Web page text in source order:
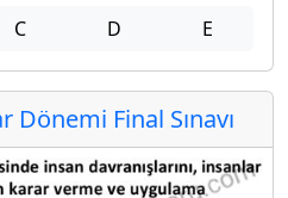
C D E
Dönemi Final Sınavı